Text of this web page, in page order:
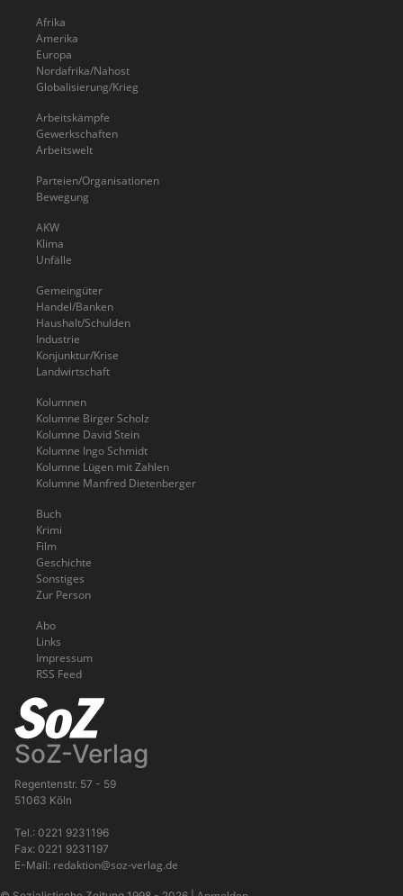
Afrika
Amerika
Europa
Nordafrika/Nahost
Globalisierung/Krieg
Arbeitskämpfe
Gewerkschaften
Arbeitswelt
Parteien/Organisationen
Bewegung
AKW
Klima
Unfälle
Gemeingüter
Handel/Banken
Haushalt/Schulden
Industrie
Konjunktur/Krise
Landwirtschaft
Kolumnen
Kolumne Birger Scholz
Kolumne David Stein
Kolumne Ingo Schmidt
Kolumne Lügen mit Zahlen
Kolumne Manfred Dietenberger
Buch
Krimi
Film
Geschichte
Sonstiges
Zur Person
Abo
Links
Impressum
RSS Feed
SoZ-Verlag
Regentenstr. 57 - 59
51063 Köln
Tel.: 0221 9231196
Fax: 0221 9231197
E-Mail: redaktion@soz-verlag.de